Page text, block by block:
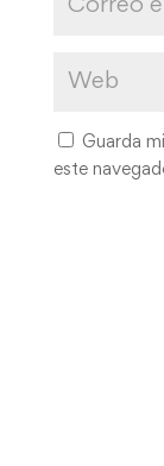
Guarda
este